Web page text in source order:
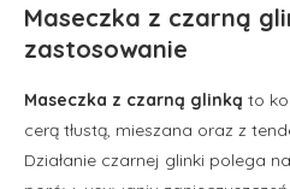
Maseczka z czarną
zastosowanie
Maseczka z czarną glinką to
cerą tłustą, mieszana oraz z
Działanie czarnej glinki polega